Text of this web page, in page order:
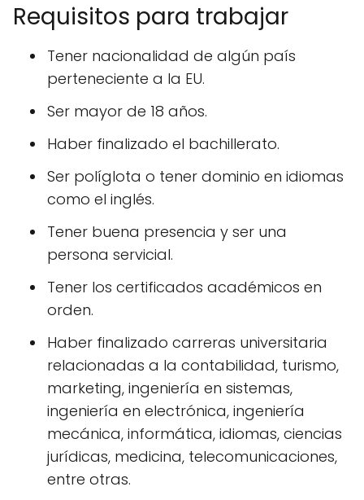
Requisitos para trabajar
Tener nacionalidad de algún país
perteneciente a la EU.
Ser mayor de 18 años.
Haber finalizado el bachillerato.
Ser políglota o tener dominio en idiomas
como el inglés.
Tener buena presencia y ser una
persona servicial.
Tener los certificados académicos en
orden.
Haber finalizado carreras universitaria
relacionadas a la contabilidad, turismo,
marketing, ingeniería en sistemas,
ingeniería en electrónica, ingeniería
mecánica, informática, idiomas, ciencias
jurídicas, medicina, telecomunicaciones,
entre otras.